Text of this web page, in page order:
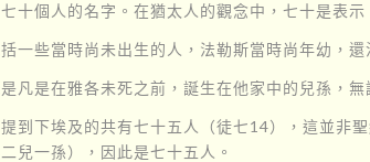
十個人的名字。在猶太人的觀念中，七十是表
一些當時尚未出生的人，法勒斯當時尚年幼，
凡是在雅各未死之前，誕生在他家中的兒孫，
到下埃及的共有七十五人（徒七14），這並非
兒一孫），因此是七十五人。